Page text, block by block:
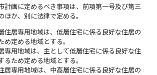
計画に定めるべき事項は、前項第一号及び第三
ほか、別に法律で定める。
住居専用地域は、低層住宅に係る良好な住居の
め定める地域とする。
専用地域は、主として低層住宅に係る良好な住
るため定める地域とする。
居専用地域は、中高層住宅に係る良好な住居の